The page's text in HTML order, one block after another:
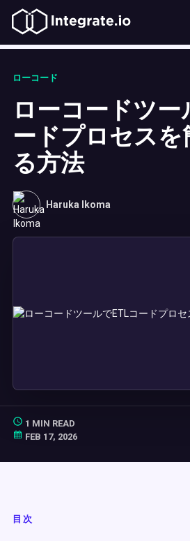
ローコード
ローコードツー
ードプロセスを
る方法
Haruka Ikoma
1 MIN READ
FEB 17, 2026
目次